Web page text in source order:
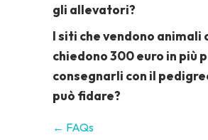
gli allevatori?
I siti che vendono animali
chiedono 300 euro in più
consegnarli con il
può fidare?
← FAQs